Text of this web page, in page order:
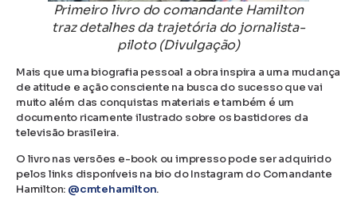
Primeiro livro do comandante Hamilton
traz detalhes da trajetória do jornalista-
piloto (Divulgação)
Mais que uma biografia pessoal a obra inspira a uma mudança
de atitude e ação consciente na busca do sucesso que vai
muito além das conquistas materiais e também é um
documento ricamente ilustrado sobre os bastidores da
televisão brasileira.
O livro nas versões e-book ou impresso pode ser adquirido
pelos links disponíveis na bio do Instagram do Comandante
Hamilton: @cmtehamilton.